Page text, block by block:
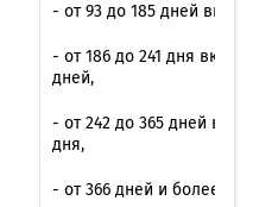
- от 93 до 185 дней
- от 186 до 241 дня
дней,
- от 242 до 365 дней
дня,
- от 366 дней и более –